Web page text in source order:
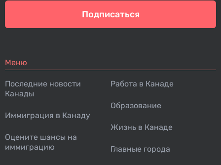
Подписаться
Меню
Последние новости
Канады
Иммиграция в Канаду
Оцените шансы на
иммиграцию
Работа в Канаде
Образование
Жизнь в Канаде
Главные города